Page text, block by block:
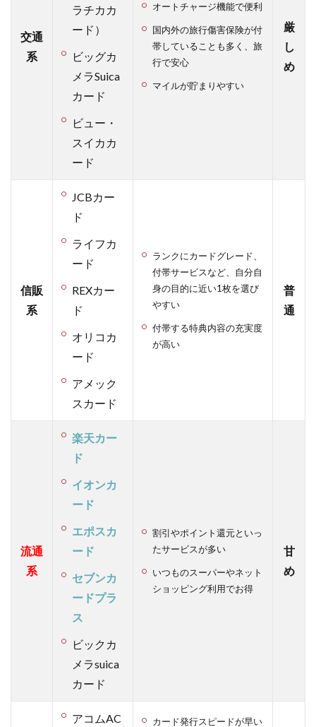
ちた
方の
声を
は？
ド
2
ト（楽
交通
系
ラチカカ
ード）
ビッグカ
メラSuica
カード
ビュー・
スイカカ
ード
オートチャージ機能で便利
国内外の旅行傷害保険が付
帯していることも多く、旅
行で安心
マイルが貯まりやすい
厳
し
め
信販
系
JCBカー
ド
ライフカ
ード
REXカー
ド
オリコカ
ード
アメック
スカード
ランクにカードグレード、
付帯サービスなど、自分自
身の目的に近い1枚を選び
やすい
付帯する特典内容の充実度
が高い
普
通
流通
系
楽天カー
ド
イオンカ
ード
エポスカ
ード
セブンカ
ードプラ
ス
ビックカ
メラsuica
カード
割引やポイント還元といっ
たサービスが多い
いつものスーパーやネット
ショッピング利用でお得
甘
め
アコムAC
カード発行スピードが早い